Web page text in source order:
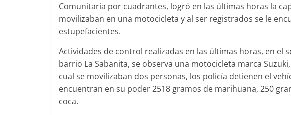
Comunitaria por cuadrantes, logró en las últimas horas la
movilizaban en una motocicleta y al ser registrados se le
estupefacientes.
Actividades de control realizadas en las últimas horas, en el
barrio La Sabanita, se observa una motocicleta marca
cual se movilizaban dos personas, los policía detienen el
encuentran en su poder 2518 gramos de marihuana, 250
coca.